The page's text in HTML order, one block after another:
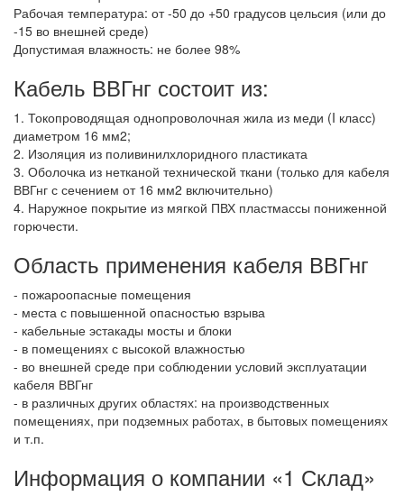
Рабочая температура: от -50 до +50 градусов цельсия (или до
-15 во внешней среде)
Допустимая влажность: не более 98%
Кабель ВВГнг состоит из:
1. Токопроводящая однопроволочная жила из меди (I класс)
диаметром 16 мм2;
2. Изоляция из поливинилхлоридного пластиката
3. Оболочка из нетканой технической ткани (только для кабеля
ВВГнг с сечением от 16 мм2 включительно)
4. Наружное покрытие из мягкой ПВХ пластмассы пониженной
горючести.
Область применения кабеля ВВГнг
- пожароопасные помещения
- места с повышенной опасностью взрыва
- кабельные эстакады мосты и блоки
- в помещениях с высокой влажностью
- во внешней среде при соблюдении условий эксплуатации
кабеля ВВГнг
- в различных других областях: на производственных
помещениях, при подземных работах, в бытовых помещениях
и т.п.
Информация о компании «1 Склад»